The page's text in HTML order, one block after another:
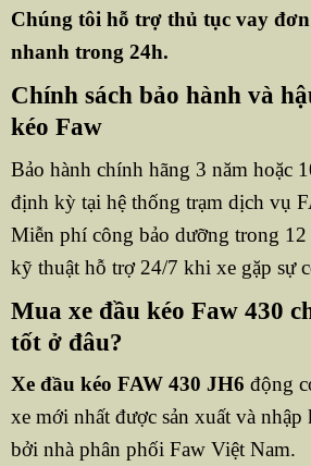
Chúng tôi hỗ trợ thủ tục vay
nhanh trong 24h.
Chính sách bảo hành và
kéo Faw
Bảo hành chính hãng 3 năm hoặc
định kỳ tại hệ thống trạm dịch vụ
Miễn phí công bảo dưỡng trong
kỹ thuật hỗ trợ 24/7 khi xe gặp sự
Mua xe đầu kéo Faw 430
tốt ở đâu?
Xe đầu kéo FAW 430 JH6 động
xe mới nhất được sản xuất và nhập
bởi nhà phân phối Faw Việt Nam.